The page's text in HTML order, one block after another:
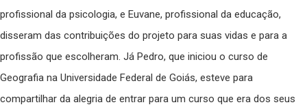
profissional da psicologia, e Euvane, profissional da educação,
disseram das contribuições do projeto para suas vidas e para a
profissão que escolheram. Já Pedro, que iniciou o curso de
Geografia na Universidade Federal de Goiás, esteve para
compartilhar da alegria de entrar para um curso que era dos seus